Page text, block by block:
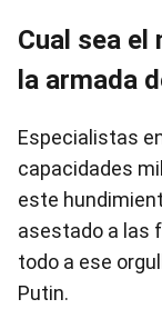
Cual sea el
la armada
Especialistas
capacidades
este
asestado a las
todo a ese
Putin.